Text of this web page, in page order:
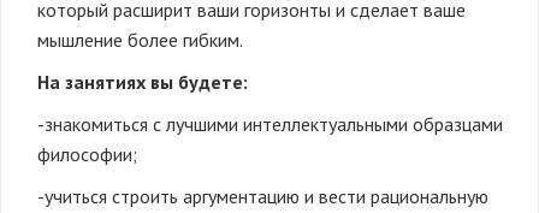
который расширит ваши горизонты и сделает ваше
мышление более гибким.
На занятиях вы будете:
-знакомиться с лучшими интеллектуальными образцами
философии;
-учиться строить аргументацию и вести рациональную